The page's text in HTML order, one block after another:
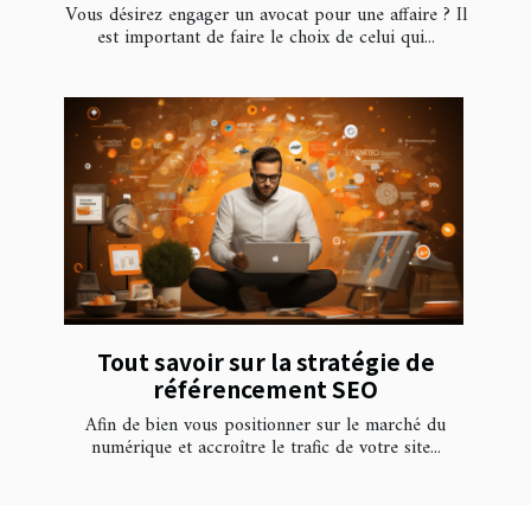
Vous désirez engager un avocat pour une affaire ? Il
est important de faire le choix de celui qui...
Tout savoir sur la stratégie de
référencement SEO
Afin de bien vous positionner sur le marché du
numérique et accroître le trafic de votre site...